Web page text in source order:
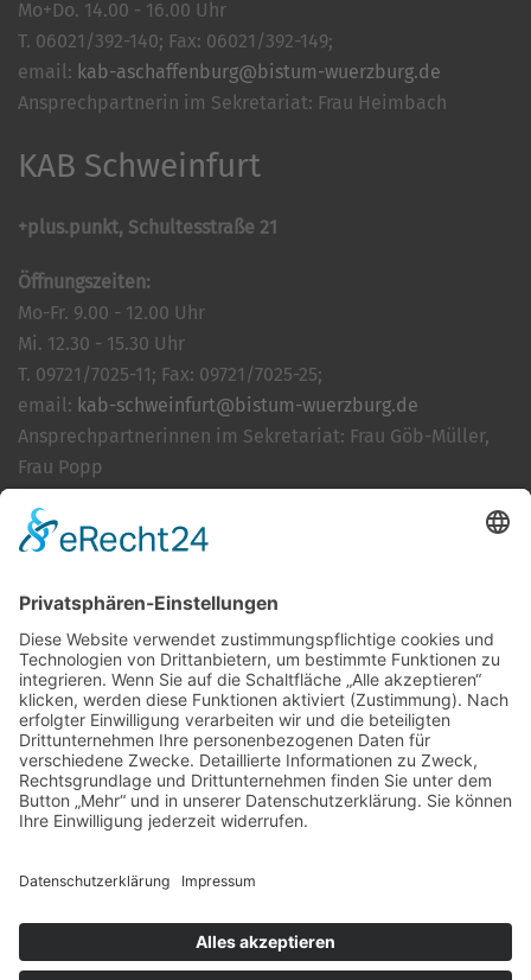
Mo+Do. 14.00 - 16.00 Uhr
T. 06021/392-140; Fax: 06021/392-149;
email: kab-aschaffenburg@bistum-wuerzburg.de
Ansprechpartnerin im Sekretariat: Frau Heimbach
KAB Schweinfurt
+plus.punkt, Schultesstraße 21
Öffnungszeiten:
Mo-Fr. 9.00 - 12.00 Uhr
Mi. 12.30 - 15.30 Uhr
T. 09721/7025-11; Fax: 09721/7025-25;
email: kab-schweinfurt@bistum-wuerzburg.de
Ansprechpartnerinnen im Sekretariat: Frau Göb-Müller,
Frau Popp
Cookie-Einstellungen
Kontakt
Login
Impressum